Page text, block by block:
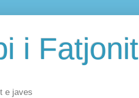
i Fatjonit
e javes